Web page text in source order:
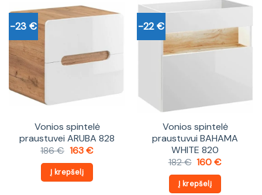
-23 €
Vonios spintelė
praustuvei ARUBA 828
186€ Original
was:
186 €.
163€Current
is:
163 €.
Į krepšelį
-22 €
Vonios spintelė
praustuvui BAHAMA
WHITE 820
182€ Original
was:
182 €.
160€Current
Į krepšelį